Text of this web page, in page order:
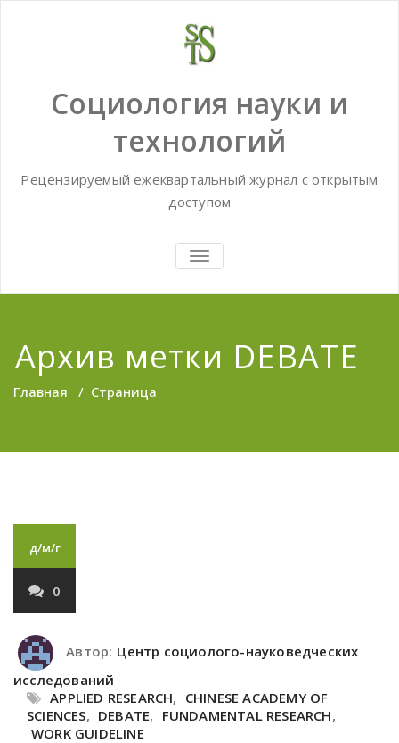
Социология науки и
технологий
Рецензируемый ежеквартальный журнал с открытым
доступом
TOGGLE
NAVIGATION
Архив метки DEBATE
Главная / Страница
д/м/г
0
Автор: Центр социолого-науковедческих
исследований
APPLIED RESEARCH, CHINESE ACADEMY OF
SCIENCES, DEBATE, FUNDAMENTAL RESEARCH,
WORK GUIDELINE